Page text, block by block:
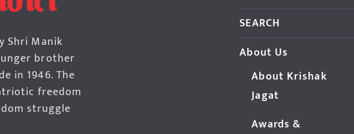
Shri Manik
brother
in 1946. The
freedom
struggle
SEARCH
About Us
About Krishak
Jagat
Awards &